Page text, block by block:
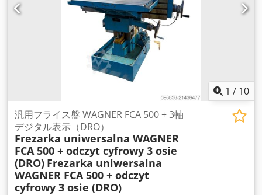
1 / 10
汎用フライス盤 WAGNER FCA 500 + 3軸
デジタル表示（DRO）
Frezarka uniwersalna WAGNER
FCA 500 + odczyt cyfrowy 3 osie
(DRO) Frezarka uniwersalna
WAGNER FCA 500 + odczyt
cyfrowy 3 osie (DRO)